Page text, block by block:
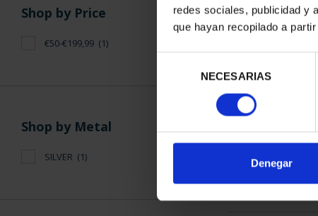
redes sociales, publicidad y
que hayan recopilado a
consentimiento
NECESARIAS
Denegar
Shop by Price
€50-€199,99 (1)
Shop by Metal
SILVER (1)
13TH
SERIES -
SORT BY: